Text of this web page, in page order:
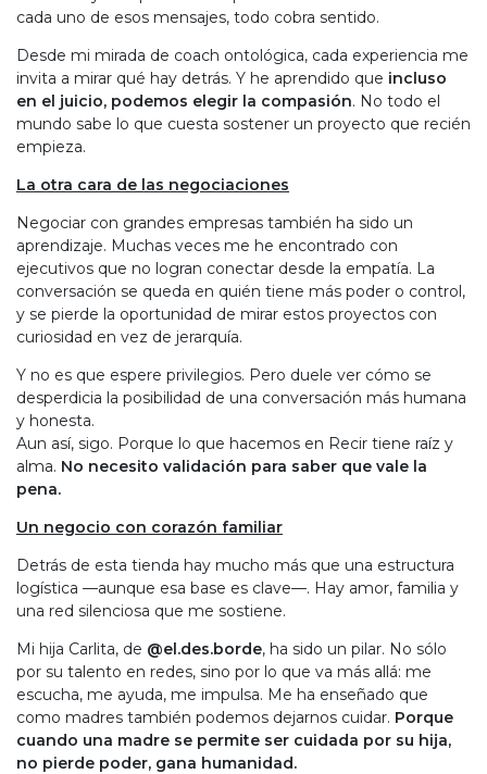
cada uno de esos mensajes, todo cobra sentido.
Desde mi mirada de coach ontológica, cada experiencia me
invita a mirar qué hay detrás. Y he aprendido que incluso
en el juicio, podemos elegir la compasión. No todo el
mundo sabe lo que cuesta sostener un proyecto que recién
empieza.
La otra cara de las negociaciones
Negociar con grandes empresas también ha sido un
aprendizaje. Muchas veces me he encontrado con
ejecutivos que no logran conectar desde la empatía. La
conversación se queda en quién tiene más poder o control,
y se pierde la oportunidad de mirar estos proyectos con
curiosidad en vez de jerarquía.
Y no es que espere privilegios. Pero duele ver cómo se
desperdicia la posibilidad de una conversación más humana
y honesta.
Aun así, sigo. Porque lo que hacemos en Recir tiene raíz y
alma. No necesito validación para saber que vale la
pena.
Un negocio con corazón familiar
Detrás de esta tienda hay mucho más que una estructura
logística —aunque esa base es clave—. Hay amor, familia y
una red silenciosa que me sostiene.
Mi hija Carlita, de @el.des.borde, ha sido un pilar. No sólo
por su talento en redes, sino por lo que va más allá: me
escucha, me ayuda, me impulsa. Me ha enseñado que
como madres también podemos dejarnos cuidar. Porque
cuando una madre se permite ser cuidada por su hija,
no pierde poder, gana humanidad.